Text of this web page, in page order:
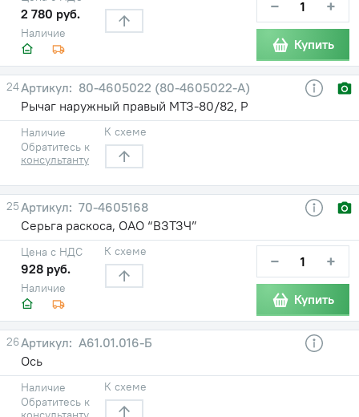
Наличие
2 780 руб. − +
Купить
24
80-4605022 (80-4605022-А)
Рычаг наружный правый МТЗ-80/82, Р
Наличие
Обратитесь к
консультанту
К схеме
25
70-4605168
Серьга раскоса, ОАО “ВЗТЗЧ”
Наличие
Цена с НДС
928 руб.
К схеме − +
Купить
26
А61.01.016-Б
Ось
Наличие
Обратитесь к
К схеме